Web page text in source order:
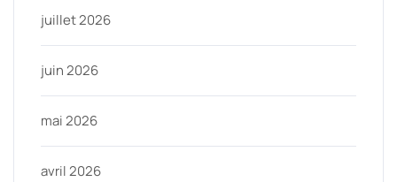
juillet 2026
juin 2026
mai 2026
avril 2026